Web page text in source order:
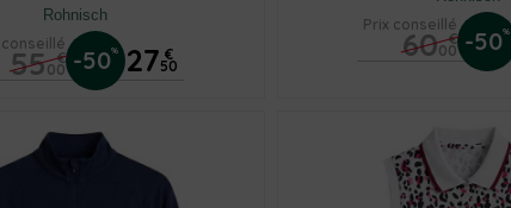
Rohnisch
55 €
00 -50% 27 €
50
Prix conseillé
60 €
00 -50%